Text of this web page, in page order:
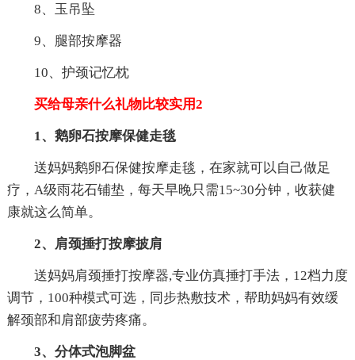
8、玉吊坠
9、腿部按摩器
10、护颈记忆枕
买给母亲什么礼物比较实用2
1、鹅卵石按摩保健走毯
送妈妈鹅卵石保健按摩走毯，在家就可以自己做足
疗，A级雨花石铺垫，每天早晚只需15~30分钟，收获健
康就这么简单。
2、肩颈捶打按摩披肩
送妈妈肩颈捶打按摩器,专业仿真捶打手法，12档力度
调节，100种模式可选，同步热敷技术，帮助妈妈有效缓
解颈部和肩部疲劳疼痛。
3、分体式泡脚盆